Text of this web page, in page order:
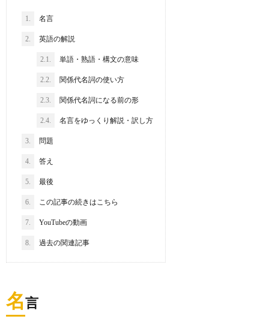
1. 名言
2. 英語の解説
2.1. 単語・熟語・構文の意味
2.2. 関係代名詞の使い方
2.3. 関係代名詞になる前の形
2.4. 名言をゆっくり解説・訳し方
3. 問題
4. 答え
5. 最後
6. この記事の続きはこちら
7. YouTubeの動画
8. 過去の関連記事
名言